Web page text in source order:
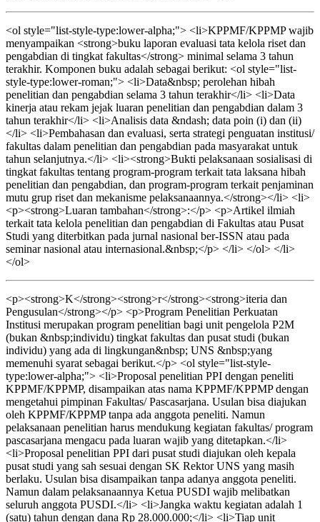
<ol style="list-style-type:lower-alpha;"> <li>KPPMF/KPPMP wajib
menyampaikan <strong>buku laporan evaluasi tata kelola riset dan
pengabdian di tingkat fakultas</strong> minimal selama 3 tahun
terakhir. Komponen buku adalah sebagai berikut: <ol style="list-
style-type:lower-roman;"> <li>Data&nbsp; perolehan hibah
penelitian dan pengabdian selama 3 tahun terakhir</li> <li>Data
kinerja atau rekam jejak luaran penelitian dan pengabdian dalam 3
tahun terakhir</li> <li>Analisis data &ndash; data poin (i) dan (ii)
</li> <li>Pembahasan dan evaluasi, serta strategi penguatan institusi/
fakultas dalam penelitian dan pengabdian pada masyarakat untuk
tahun selanjutnya.</li> <li><strong>Bukti pelaksanaan sosialisasi di
tingkat fakultas tentang program-program terkait tata laksana hibah
penelitian dan pengabdian, dan program-program terkait penjaminan
mutu grup riset dan mekanisme pelaksanaannya.</strong></li> <li>
<p><strong>Luaran tambahan</strong>:</p> <p>Artikel ilmiah
terkait tata kelola penelitian dan pengabdian di Fakultas atau Pusat
Studi yang diterbitkan pada jurnal nasional ber-ISSN atau pada
seminar nasional atau internasional.&nbsp;</p> </li> </ol> </li>
</ol>
<p><strong>K</strong><strong>r</strong><strong>iteria dan
Pengusulan</strong></p> <p>Program Penelitian Perkuatan
Institusi merupakan program penelitian bagi unit pengelola P2M
(bukan &nbsp;individu) tingkat fakultas dan pusat studi (bukan
individu) yang ada di lingkungan&nbsp; UNS &nbsp;yang
memenuhi syarat sebagai berikut.</p> <ol style="list-style-
type:lower-alpha;"> <li>Proposal penelitian PPI dengan peneliti
KPPMF/KPPMP, disampaikan atas nama KPPMF/KPPMP dengan
mengetahui pimpinan Fakultas/ Pascasarjana. Usulan bisa diajukan
oleh KPPMF/KPPMP tanpa ada anggota peneliti. Namun
pelaksanaan penelitian harus mendukung kegiatan fakultas/ program
pascasarjana mengacu pada luaran wajib yang ditetapkan.</li>
<li>Proposal penelitian PPI dari pusat studi diajukan oleh kepala
pusat studi yang sah sesuai dengan SK Rektor UNS yang masih
berlaku. Usulan bisa disampaikan tanpa adanya anggota peneliti.
Namun dalam pelaksanaannya Ketua PUSDI wajib melibatkan
seluruh anggota PUSDI.</li> <li>Jangka waktu kegiatan adalah 1
(satu) tahun dengan dana Rp 28.000.000;</li> <li>Tiap unit